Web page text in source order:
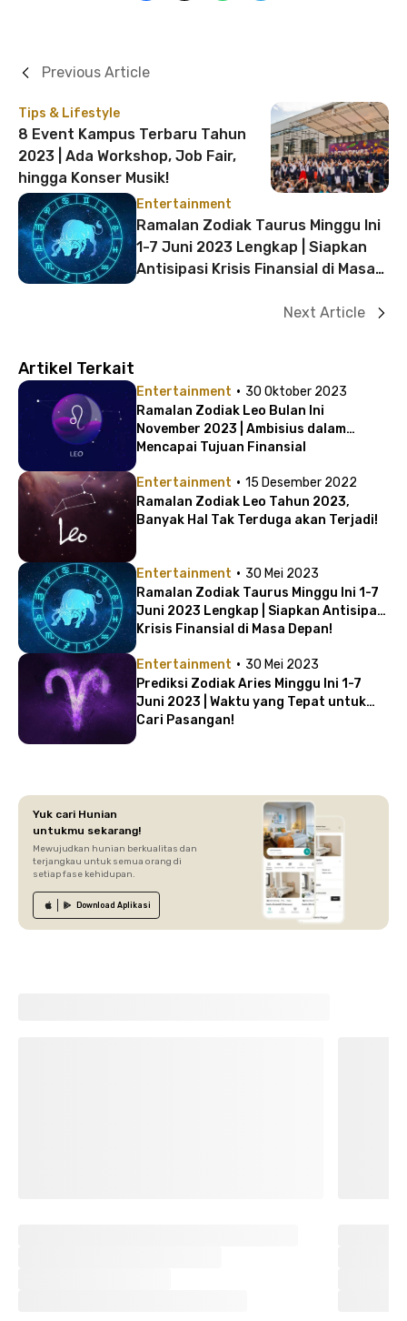
Tips & Lifestyle
8 Event Kampus Terbaru Tahun
2023 | Ada Workshop, Job Fair,
hingga Konser Musik!
Previous Article
Entertainment
Ramalan Zodiak Taurus Minggu Ini
1-7 Juni 2023 Lengkap | Siapkan
Antisipasi Krisis Finansial di Masa
Next Article
Artikel Terkait
Entertainment · 30 Oktober 2023
Ramalan Zodiak Leo Bulan Ini
November 2023 | Ambisius dalam
Mencapai Tujuan Finansial
Entertainment · 15 Desember 2022
Ramalan Zodiak Leo Tahun 2023,
Banyak Hal Tak Terduga akan Terjadi!
Entertainment · 30 Mei 2023
Ramalan Zodiak Taurus Minggu Ini 1-7
Juni 2023 Lengkap | Siapkan Antisipasi
Krisis Finansial di Masa Depan!
Entertainment · 30 Mei 2023
Prediksi Zodiak Aries Minggu Ini 1-7
Juni 2023 | Waktu yang Tepat untuk
Cari Pasangan!
Yuk cari Hunian
untukmu sekarang!
Mewujudkan hunian berkualitas dan
terjangkau untuk semua orang di
setiap fase kehidupan.
Download Aplikasi